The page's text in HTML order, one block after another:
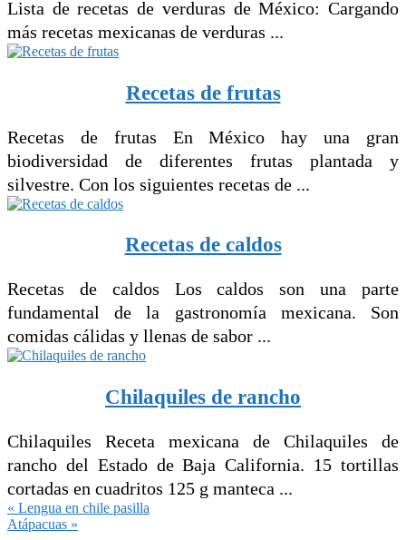
Lista de recetas de verduras de México: Cargando
más recetas mexicanas de verduras ...
Recetas de frutas
Recetas de frutas En México hay una gran
biodiversidad de diferentes frutas plantada y
silvestre. Con los siguientes recetas de ...
Recetas de caldos
Recetas de caldos Los caldos son una parte
fundamental de la gastronomía mexicana. Son
comidas cálidas y llenas de sabor ...
Chilaquiles de rancho
Chilaquiles Receta mexicana de Chilaquiles de
rancho del Estado de Baja California. 15 tortillas
cortadas en cuadritos 125 g manteca ...
Entrada
anterior:
« Lengua en chile pasilla
Siguiente
Atápacuas »